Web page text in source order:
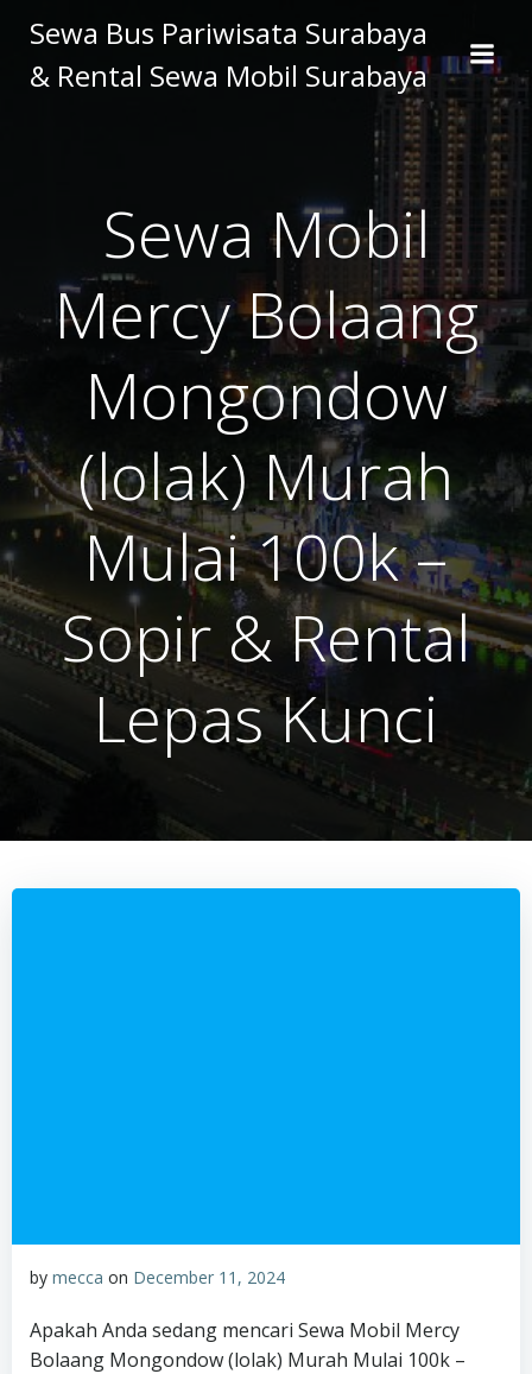
to
content
Sewa Bus Pariwisata Surabaya
& Rental Sewa Mobil Surabaya
Sewa Mobil
Mercy Bolaang
Mongondow
(lolak) Murah
Mulai 100k –
Sopir & Rental
Lepas Kunci
by mecca on December 11, 2024
Apakah Anda sedang mencari Sewa Mobil Mercy
Bolaang Mongondow (lolak) Murah Mulai 100k –